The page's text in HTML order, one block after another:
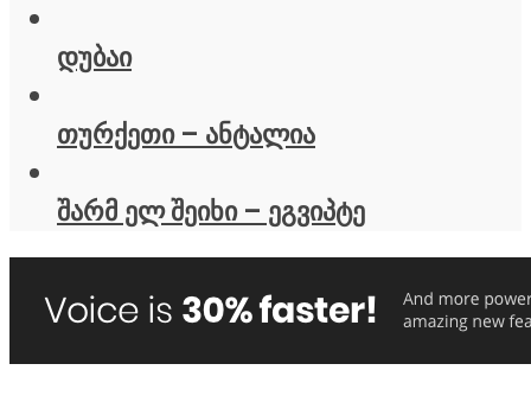
დუბაი
თურქეთი – ანტალია
შარმ ელ შეიხი – ეგვიპტე